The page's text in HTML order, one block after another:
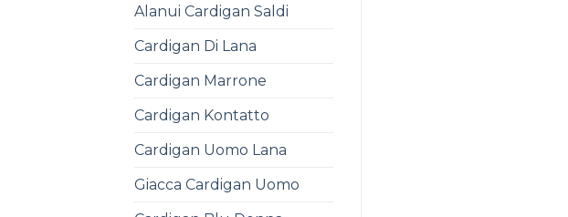
Alanui Cardigan Saldi
Cardigan Di Lana
Cardigan Marrone
Cardigan Kontatto
Cardigan Uomo Lana
Giacca Cardigan Uomo